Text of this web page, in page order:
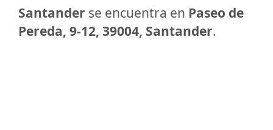
Santander se encuentra en Paseo de
Pereda, 9-12, 39004, Santander.